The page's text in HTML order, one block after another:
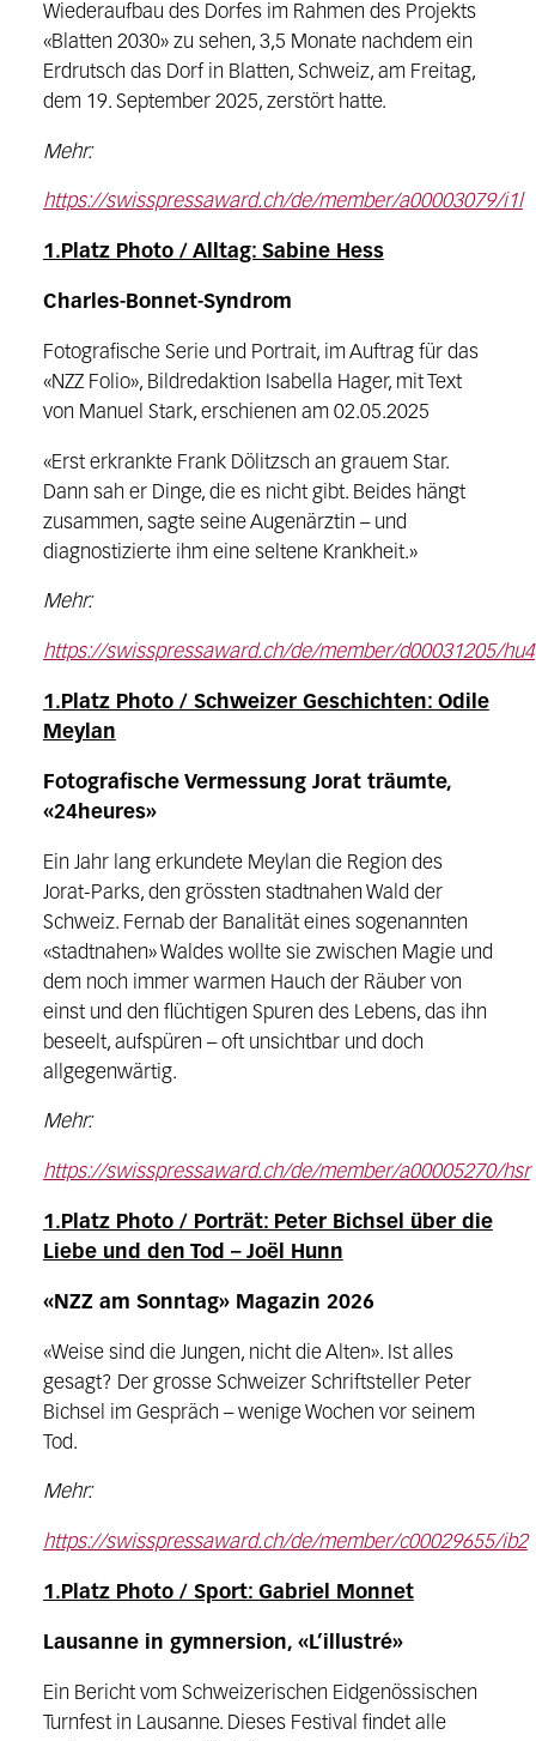
Wiederaufbau des Dorfes im Rahmen des Projekts
«Blatten 2030» zu sehen, 3,5 Monate nachdem ein
Erdrutsch das Dorf in Blatten, Schweiz, am Freitag,
dem 19. September 2025, zerstört hatte.
Mehr:
https://swisspressaward.ch/de/member/a00003079/i1l
1.Platz Photo / Alltag: Sabine Hess
Charles-Bonnet-Syndrom
Fotografische Serie und Portrait, im Auftrag für das
«NZZ Folio», Bildredaktion Isabella Hager, mit Text
von Manuel Stark, erschienen am 02.05.2025
«Erst erkrankte Frank ­Dölitzsch an grauem Star.
Dann sah er Dinge, die es nicht gibt. Beides hängt
zusammen, sagte seine Augenärztin – und
diagnostizierte ihm eine seltene Krankheit.»
Mehr:
https://swisspressaward.ch/de/member/d00031205/hu4
1.Platz Photo / Schweizer Geschichten: Odile
Meylan
Fotografische Vermessung Jorat träumte,
«24heures»
Ein Jahr lang erkundete Meylan die Region des
Jorat-Parks, den grössten stadtnahen Wald der
Schweiz. Fernab der Banalität eines sogenannten
«stadtnahen» Waldes wollte sie zwischen Magie und
dem noch immer warmen Hauch der Räuber von
einst und den flüchtigen Spuren des Lebens, das ihn
beseelt, aufspüren – oft unsichtbar und doch
allgegenwärtig.
Mehr:
https://swisspressaward.ch/de/member/a00005270/hsr
1.Platz Photo / Porträt: Peter Bichsel über die
Liebe und den Tod – Joël Hunn
«NZZ am Sonntag» Magazin 2026
«Weise sind die Jungen, nicht die Alten». Ist alles
gesagt? Der grosse Schweizer Schriftsteller Peter
Bichsel im Gespräch – wenige Wochen vor seinem
Tod.
Mehr:
https://swisspressaward.ch/de/member/c00029655/ib2
1.Platz Photo / Sport: Gabriel Monnet
Lausanne in gymnersion, «L’illustré»
Ein Bericht vom Schweizerischen Eidgenössischen
Turnfest in Lausanne. Dieses Festival findet alle